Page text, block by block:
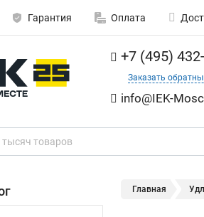
Гарантия Оплата
+7 (495)
Заказать
info@IEK-
Главная